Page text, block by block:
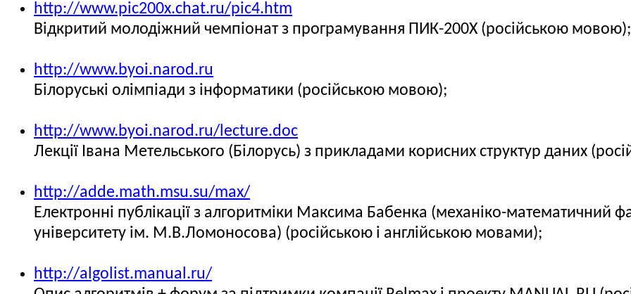
http://www.pic200x.chat.ru/pic4.htm
Відкритий молодіжний чемпіонат з програмування ПИК-200Х (російською мовою);
http://www.byoi.narod.ru
Білоруські олімпіади з інформатики (російською мовою);
http://www.byoi.narod.ru/lecture.doc
Лекції Івана Метельського (Білорусь) з прикладами корисних структур даних
http://adde.math.msu.su/max/
Електронні публікації з алгоритміки Максима Бабенка (механіко-математичний
університету ім. М.В.Ломоносова) (російською і англійською мовами);
http://algolist.manual.ru/